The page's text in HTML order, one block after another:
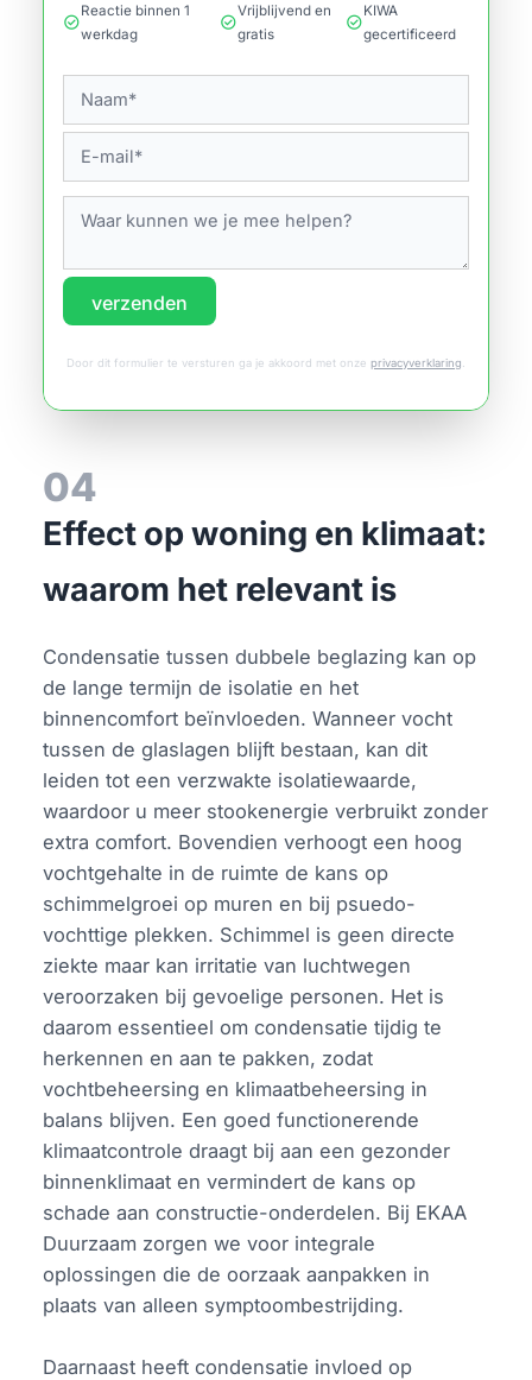
check_circle
Reactie binnen 1
werkdag
check_circle
Vrijblijvend en
gratis
check_circle
KIWA
gecertificeerd
verzenden
Door dit formulier te versturen ga je akkoord met onze privacyverklaring
04
Effect op woning en klimaat:
waarom het relevant is
Condensatie tussen dubbele beglazing kan op
de lange termijn de isolatie en het
binnencomfort beïnvloeden. Wanneer vocht
tussen de glaslagen blijft bestaan, kan dit
leiden tot een verzwakte isolatiewaarde,
waardoor u meer stookenergie verbruikt zonder
extra comfort. Bovendien verhoogt een hoog
vochtgehalte in de ruimte de kans op
schimmelgroei op muren en bij psuedo-
vochttige plekken. Schimmel is geen directe
ziekte maar kan irritatie van luchtwegen
veroorzaken bij gevoelige personen. Het is
daarom essentieel om condensatie tijdig te
herkennen en aan te pakken, zodat
vochtbeheersing en klimaatbeheersing in
balans blijven. Een goed functionerende
klimaatcontrole draagt bij aan een gezonder
binnenklimaat en vermindert de kans op
schade aan constructie-onderdelen. Bij EKAA
Duurzaam zorgen we voor integrale
oplossingen die de oorzaak aanpakken in
plaats van alleen symptoombestrijding.
Daarnaast heeft condensatie invloed op